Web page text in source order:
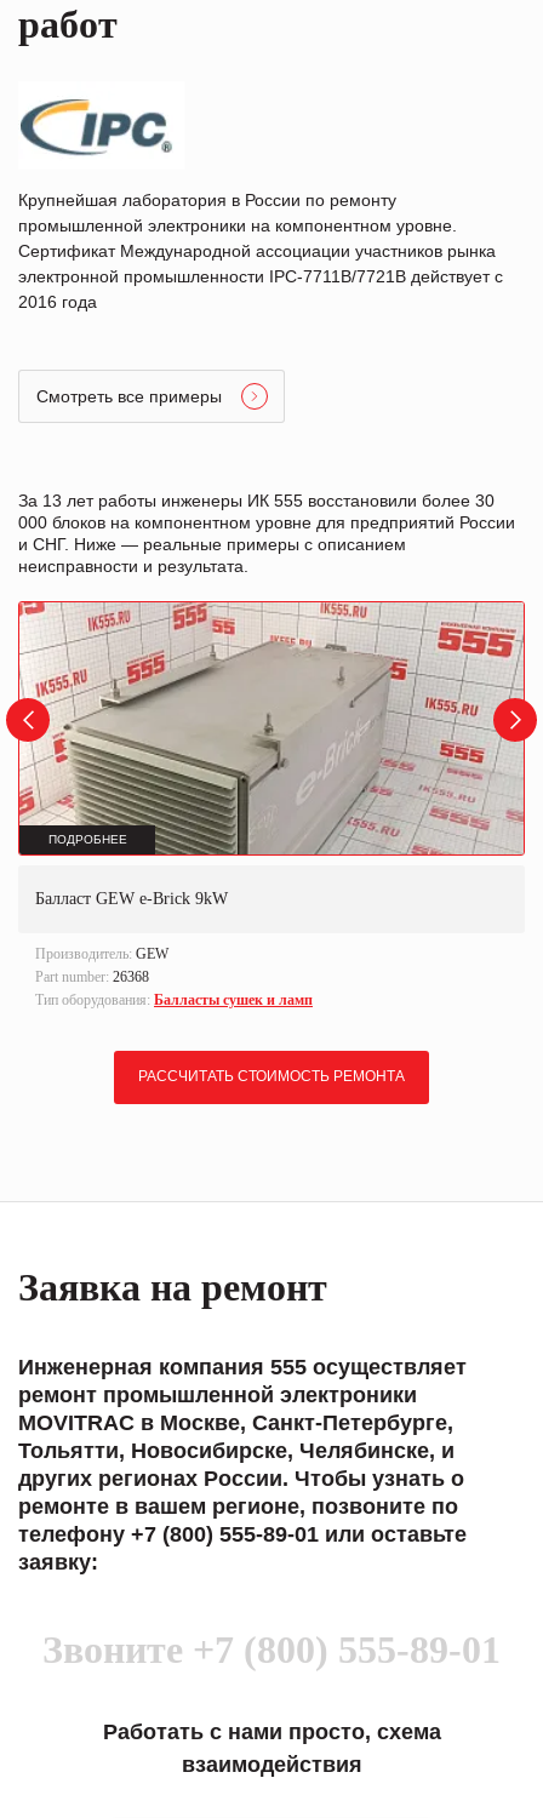
работ
Крупнейшая лаборатория в России по ремонту
промышленной электроники на компонентном уровне.
Сертификат Международной ассоциации участников рынка
электронной промышленности IPC-7711B/7721B действует с
2016 года
Смотреть все примеры
За 13 лет работы инженеры ИК 555 восстановили более 30
000 блоков на компонентном уровне для предприятий России
и СНГ. Ниже — реальные примеры с описанием
неисправности и результата.
ПОДРОБНЕЕ
Балласт GEW e-Brick 9kW
Производитель: GEW
Part number: 26368
Тип оборудования: Балласты сушек и ламп
РАССЧИТАТЬ СТОИМОСТЬ РЕМОНТА
Заявка на ремонт
Инженерная компания 555 осуществляет
ремонт промышленной электроники
MOVITRAC в Москве, Санкт-Петербурге,
Тольятти, Новосибирске, Челябинске, и
других регионах России. Чтобы узнать о
ремонте в вашем регионе, позвоните по
телефону +7 (800) 555-89-01 или оставьте
заявку:
Звоните +7 (800) 555-89-01
Работать с нами просто, схема
взаимодействия